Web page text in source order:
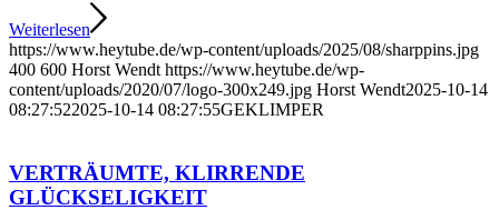
Weiterlesen
https://www.heytube.de/wp-content/uploads/2025/08/sharppins.jpg
400 600 Horst Wendt https://www.heytube.de/wp-
content/uploads/2020/07/logo-300x249.jpg Horst Wendt2025-10-14
08:27:522025-10-14 08:27:55GEKLIMPER
VERTRÄUMTE, KLIRRENDE
GLÜCKSELIGKEIT